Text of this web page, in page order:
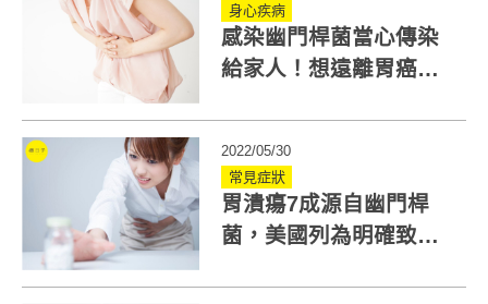
身心疾病
感染幽門桿菌當心傳染
給家人！想遠離胃癌，
2022/05/30
常見症狀
胃潰瘍7成源自幽門桿
菌，美國列為明確致癌